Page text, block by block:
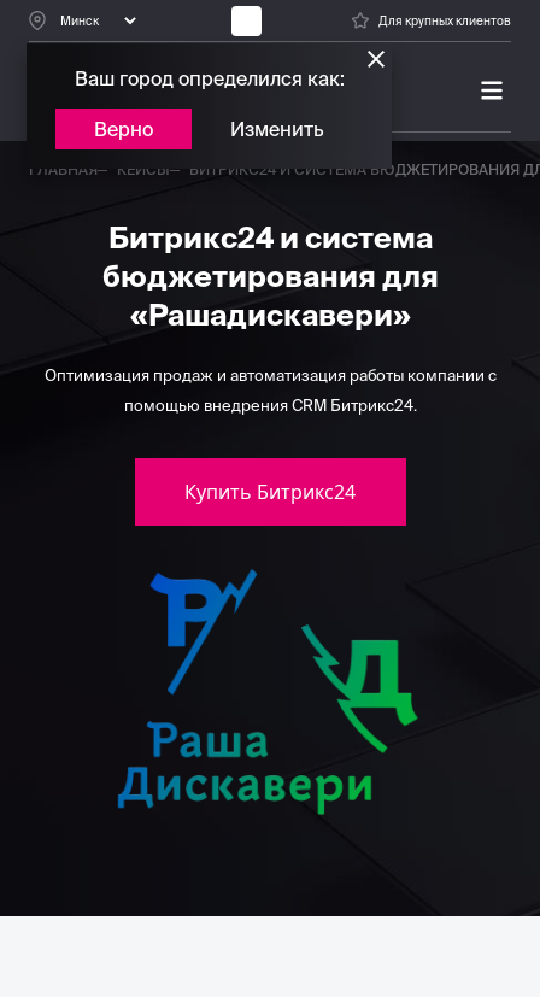
Для крупных клиентов
БИТРИКС24
ГЛАВНАЯ КЕЙСЫ БИТРИКС24 И СИСТЕМА БЮДЖЕТИРОВАНИЯ
Битрикс24 и система
бюджетирования для
«Рашадискавери»
Оптимизация продаж и автоматизация работы компании с
помощью внедрения CRM Битрикс24.
Купить Битрикс24
Ваш город определился как:
Верно Изменить